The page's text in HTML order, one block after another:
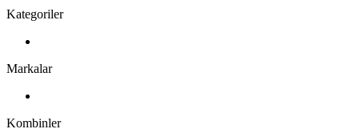
Kategoriler
Markalar
Kombinler